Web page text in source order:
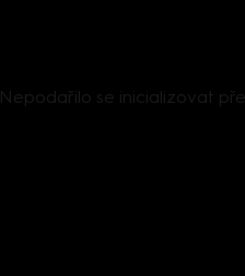
Nepodařilo se inicializovat